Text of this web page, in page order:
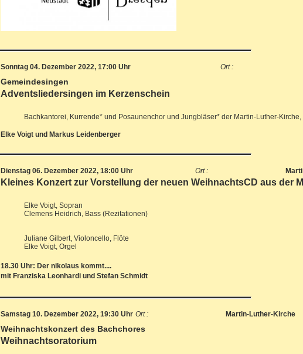
Sonntag 04. Dezember 2022, 17:00 Uhr Ort :
Gemeindesingen
Adventsliedersingen im Kerzenschein
Bachkantorei, Kurrende* und Posaunenchor und Jungbläser* der Martin-Luther-
Elke Voigt und Markus Leidenberger
Dienstag 06. Dezember 2022, 18:00 Uhr Ort :
Kleines Konzert zur Vorstellung der neuen WeihnachtsCD aus der
Elke Voigt, Sopran
Clemens Heidrich, Bass (Rezitationen)
Juliane Gilbert, Violoncello, Flöte
Elke Voigt, Orgel
18.30 Uhr: Der nikolaus kommt....
mit Franziska Leonhardi und Stefan Schmidt
Samstag 10. Dezember 2022, 19:30 Uhr Ort : Martin-Luther-Kirche
Weihnachtskonzert des Bachchores
Weihnachtsoratorium